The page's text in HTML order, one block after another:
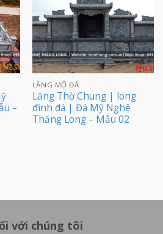
–
LĂNG MỘ ĐÁ
Lăng Thờ Chung | long
đình đá | Đá Mỹ Nghệ
Thăng Long – Mẫu 02
với chúng tôi